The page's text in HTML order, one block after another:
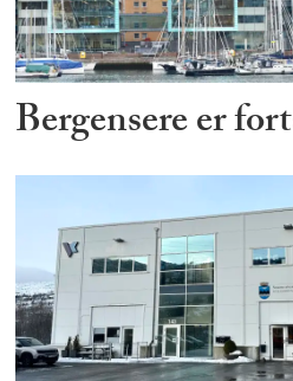
Bergensere er